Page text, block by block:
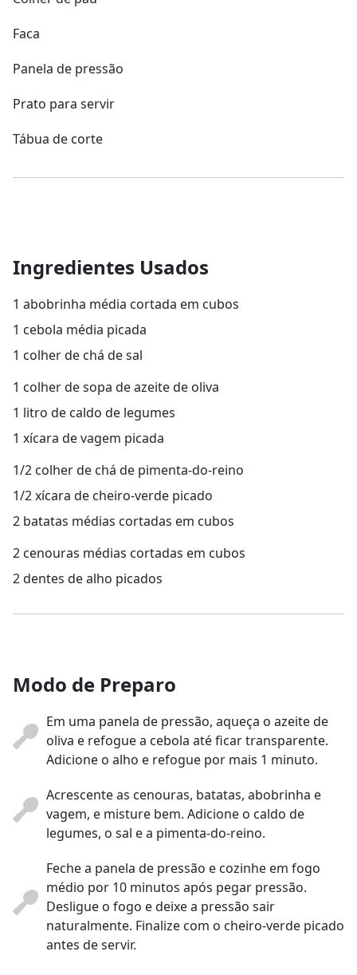
Faca
Panela de pressão
Prato para servir
Tábua de corte
Ingredientes Usados
1 abobrinha média cortada em cubos
1 cebola média picada
1 colher de chá de sal
1 colher de sopa de azeite de oliva
1 litro de caldo de legumes
1 xícara de vagem picada
1/2 colher de chá de pimenta-do-reino
1/2 xícara de cheiro-verde picado
2 batatas médias cortadas em cubos
2 cenouras médias cortadas em cubos
2 dentes de alho picados
Modo de Preparo
Em uma panela de pressão, aqueça o azeite de
oliva e refogue a cebola até ficar transparente.
Adicione o alho e refogue por mais 1 minuto.
Acrescente as cenouras, batatas, abobrinha e
vagem, e misture bem. Adicione o caldo de
legumes, o sal e a pimenta-do-reino.
Feche a panela de pressão e cozinhe em fogo
médio por 10 minutos após pegar pressão.
Desligue o fogo e deixe a pressão sair
naturalmente. Finalize com o cheiro-verde picado
antes de servir.